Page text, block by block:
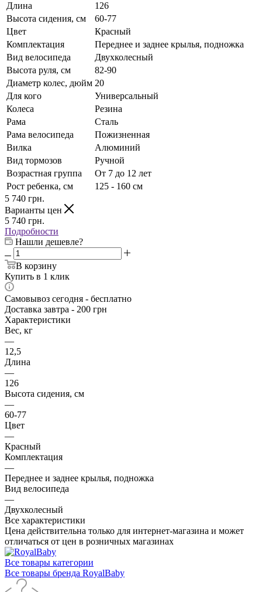
Длина
126
Высота сидения, см
60-77
Цвет
Красный
Комплектация
Переднее и заднее крылья, подножка
Вид велосипеда
Двухколесный
Высота руля, см
82-90
Диаметр колес, дюйм 20
Для кого
Универсальный
Колеса
Резина
Рама
Сталь
Рама велосипеда
Пожизненная
Вилка
Алюминий
Вид тормозов
Ручной
Возрастная группа
От 7 до 12 лет
Рост ребенка, см
125 - 160 см
5 740 грн.
Варианты цен
5 740 грн.
Подробности
Нашли дешевле?
В корзину
Купить в 1 клик
Самовывоз сегодня - бесплатно
Доставка завтра - 200 грн
Характеристики
Вес, кг
—
12,5
Длина
—
126
Высота сидения, см
—
60-77
Цвет
—
Красный
Комплектация
—
Переднее и заднее крылья, подножка
Вид велосипеда
—
Двухколесный
Все характеристики
Цена действительна только для интернет-магазина и может
отличаться от цен в розничных магазинах
Все товары категории
Все товары бренда RoyalBaby